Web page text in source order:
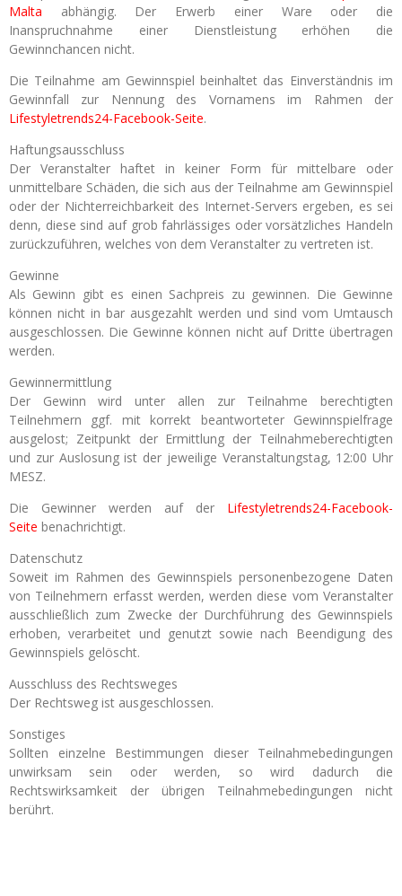
Malta abhängig. Der Erwerb einer Ware oder die
Inanspruchnahme einer Dienstleistung erhöhen die
Gewinnchancen nicht.
Die Teilnahme am Gewinnspiel beinhaltet das Einverständnis im
Gewinnfall zur Nennung des Vornamens im Rahmen der
Lifestyletrends24-Facebook-Seite.
Haftungsausschluss
Der Veranstalter haftet in keiner Form für mittelbare oder
unmittelbare Schäden, die sich aus der Teilnahme am Gewinnspiel
oder der Nichterreichbarkeit des Internet-Servers ergeben, es sei
denn, diese sind auf grob fahrlässiges oder vorsätzliches Handeln
zurückzuführen, welches von dem Veranstalter zu vertreten ist.
Gewinne
Als Gewinn gibt es einen Sachpreis zu gewinnen. Die Gewinne
können nicht in bar ausgezahlt werden und sind vom Umtausch
ausgeschlossen. Die Gewinne können nicht auf Dritte übertragen
werden.
Gewinnermittlung
Der Gewinn wird unter allen zur Teilnahme berechtigten
Teilnehmern ggf. mit korrekt beantworteter Gewinnspielfrage
ausgelost; Zeitpunkt der Ermittlung der Teilnahmeberechtigten
und zur Auslosung ist der jeweilige Veranstaltungstag, 12:00 Uhr
MESZ.
Die Gewinner werden auf der Lifestyletrends24-Facebook-
Seite benachrichtigt.
Datenschutz
Soweit im Rahmen des Gewinnspiels personenbezogene Daten
von Teilnehmern erfasst werden, werden diese vom Veranstalter
ausschließlich zum Zwecke der Durchführung des Gewinnspiels
erhoben, verarbeitet und genutzt sowie nach Beendigung des
Gewinnspiels gelöscht.
Ausschluss des Rechtsweges
Der Rechtsweg ist ausgeschlossen.
Sonstiges
Sollten einzelne Bestimmungen dieser Teilnahmebedingungen
unwirksam sein oder werden, so wird dadurch die
Rechtswirksamkeit der übrigen Teilnahmebedingungen nicht
berührt.